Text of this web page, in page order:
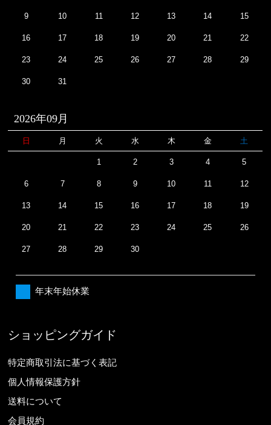
9 10 11 12 13 14 15
16 17 18 19 20 21 22
23 24 25 26 27 28 29
30 31
2026年09月
日 月 火 水 木 金 土
1 2 3 4 5
6 7 8 9 10 11 12
13 14 15 16 17 18 19
20 21 22 23 24 25 26
27 28 29 30
年末年始休業
ショッピングガイド
特定商取引法に基づく表記
個人情報保護方針
送料について
会員規約